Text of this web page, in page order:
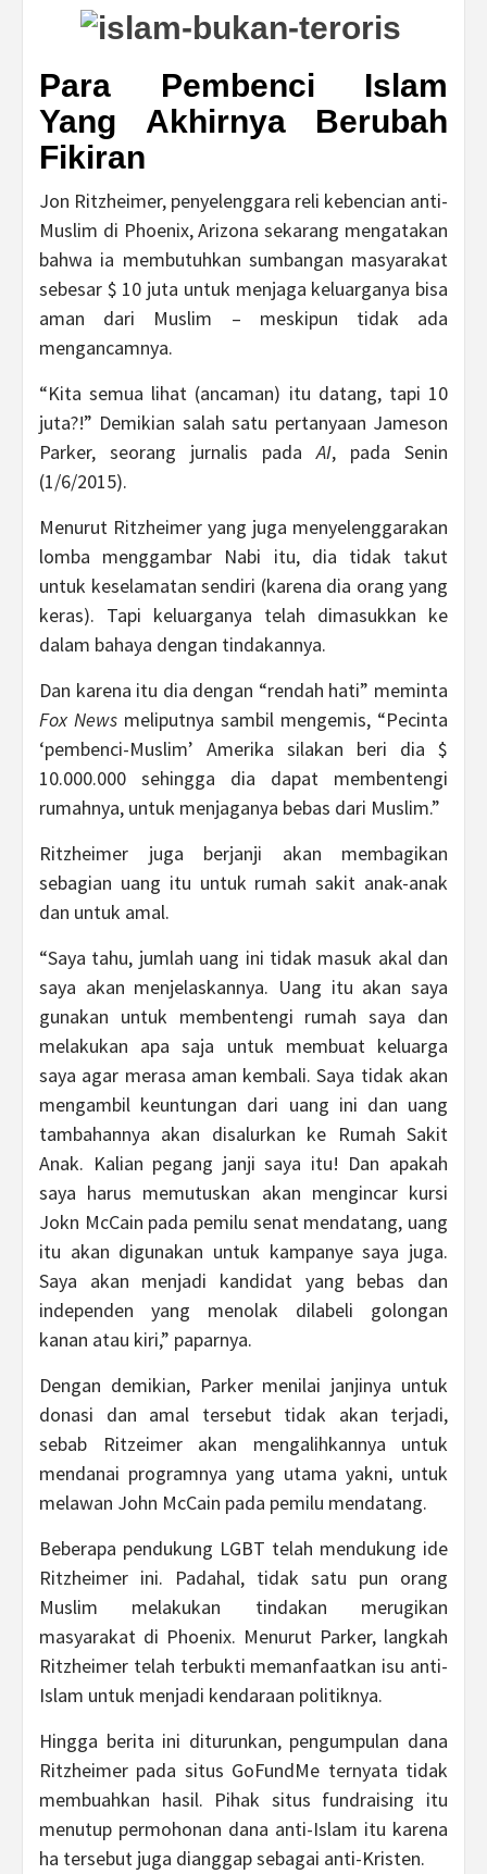
Para Pembenci Islam
Yang Akhirnya Berubah
Fikiran
Jon Ritzheimer, penyelenggara reli kebencian anti-
Muslim di Phoenix, Arizona sekarang mengatakan
bahwa ia membutuhkan sumbangan masyarakat
sebesar $ 10 juta untuk menjaga keluarganya bisa
aman dari Muslim – meskipun tidak ada
mengancamnya.
“Kita semua lihat (ancaman) itu datang, tapi 10
juta?!” Demikian salah satu pertanyaan Jameson
Parker, seorang jurnalis pada AI, pada Senin
(1/6/2015).
Menurut Ritzheimer yang juga menyelenggarakan
lomba menggambar Nabi itu, dia tidak takut
untuk keselamatan sendiri (karena dia orang yang
keras). Tapi keluarganya telah dimasukkan ke
dalam bahaya dengan tindakannya.
Dan karena itu dia dengan “rendah hati” meminta
Fox News meliputnya sambil mengemis, “Pecinta
‘pembenci-Muslim’ Amerika silakan beri dia $
10.000.000 sehingga dia dapat membentengi
rumahnya, untuk menjaganya bebas dari Muslim.”
Ritzheimer juga berjanji akan membagikan
sebagian uang itu untuk rumah sakit anak-anak
dan untuk amal.
“Saya tahu, jumlah uang ini tidak masuk akal dan
saya akan menjelaskannya. Uang itu akan saya
gunakan untuk membentengi rumah saya dan
melakukan apa saja untuk membuat keluarga
saya agar merasa aman kembali. Saya tidak akan
mengambil keuntungan dari uang ini dan uang
tambahannya akan disalurkan ke Rumah Sakit
Anak. Kalian pegang janji saya itu! Dan apakah
saya harus memutuskan akan mengincar kursi
Jokn McCain pada pemilu senat mendatang, uang
itu akan digunakan untuk kampanye saya juga.
Saya akan menjadi kandidat yang bebas dan
independen yang menolak dilabeli golongan
kanan atau kiri,” paparnya.
Dengan demikian, Parker menilai janjinya untuk
donasi dan amal tersebut tidak akan terjadi,
sebab Ritzeimer akan mengalihkannya untuk
mendanai programnya yang utama yakni, untuk
melawan John McCain pada pemilu mendatang.
Beberapa pendukung LGBT telah mendukung ide
Ritzheimer ini. Padahal, tidak satu pun orang
Muslim melakukan tindakan merugikan
masyarakat di Phoenix. Menurut Parker, langkah
Ritzheimer telah terbukti memanfaatkan isu anti-
Islam untuk menjadi kendaraan politiknya.
Hingga berita ini diturunkan, pengumpulan dana
Ritzheimer pada situs GoFundMe ternyata tidak
membuahkan hasil. Pihak situs fundraising itu
menutup permohonan dana anti-Islam itu karena
ha tersebut juga dianggap sebagai anti-Kristen.